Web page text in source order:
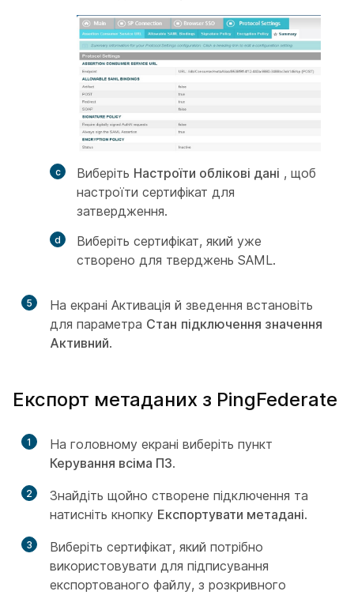
Виберіть Настроїти облікові дані , щоб
настроїти сертифікат для
затвердження.
Виберіть сертифікат, який уже
створено для тверджень SAML.
5
На екрані Активація й зведення встановіть
для параметра Стан підключення значення
Активний.
Експорт метаданих з PingFederate
1
На головному екрані виберіть пункт
Керування всіма ПЗ.
2
Знайдіть щойно створене підключення та
натисніть кнопку Експортувати метадані.
3
Виберіть сертифікат, який потрібно
використовувати для підписування
експортованого файлу, з розкривного